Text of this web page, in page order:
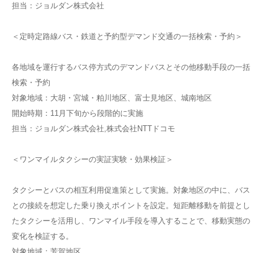
担当：ジョルダン株式会社
＜定時定路線バス・鉄道と予約型デマンド交通の一括検索・予約＞
各地域を運行するバス停方式のデマンドバスとその他移動手段の一括
検索・予約
対象地域：大胡・宮城・粕川地区、富士見地区、城南地区
開始時期：11月下旬から段階的に実施
担当：ジョルダン株式会社,株式会社NTTドコモ
＜ワンマイルタクシーの実証実験・効果検証＞
タクシーとバスの相互利用促進策として実施。対象地区の中に、バス
との接続を想定した乗り換えポイントを設定。短距離移動を前提とし
たタクシーを活用し、ワンマイル手段を導入することで、移動実態の
変化を検証する。